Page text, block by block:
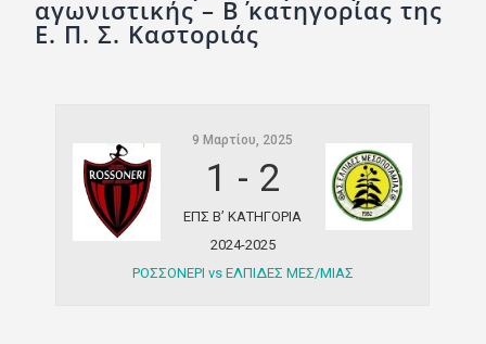
Ποινές
Περισσότερα
αγωνιστικής – B΄ κατηγορίας της
Ε. Π. Σ. Καστοριάς
9 Μαρτίου, 2025
1 - 2
ΕΠΣ Β’ ΚΑΤΗΓΟΡΙΑ
2024-2025
ΡΟΣΣΟΝΕΡΙ vs ΕΛΠΙΔΕΣ ΜΕΣ/ΜΙΑΣ